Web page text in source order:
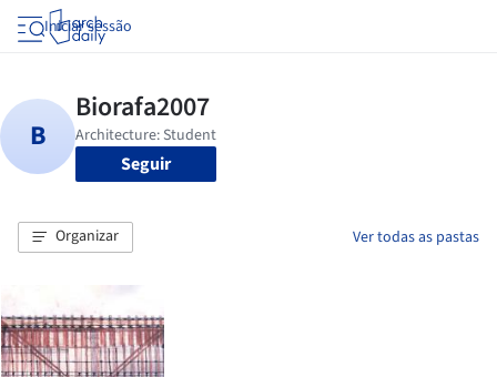
Iniciar sessão
Seguir
Organizar Ver todas as pastas